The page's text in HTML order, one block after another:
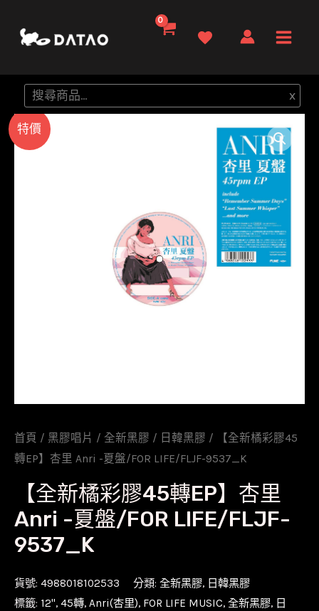
要
容
Menu
搜
尋
x
特價
首頁 / 黑膠唱片 / 全新黑膠 / 日韓黑膠 / 【全新橘彩膠45
轉EP】杏里 Anri -夏盤/FOR LIFE/FLJF-9537_K
【全新橘彩膠45轉EP】杏里
Anri -夏盤/FOR LIFE/FLJF-
9537_K
貨號: 4988018102533 分類: 全新黑膠, 日韓黑膠
標籤: 12'', 45轉, Anri(杏里), FOR LIFE MUSIC, 全新黑膠, 日